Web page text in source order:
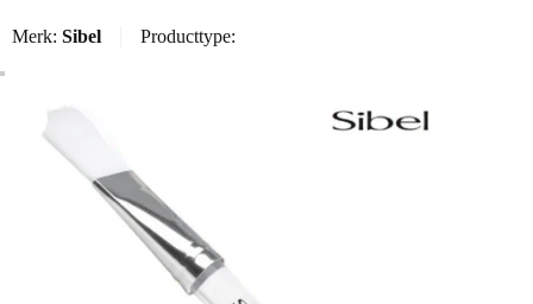
Merk: Sibel Producttype: